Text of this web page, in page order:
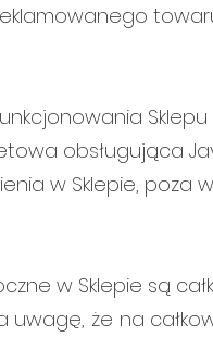
towaru:
obsługująca
w Sklepie, poza
w Sklepie są
uwagę, że na